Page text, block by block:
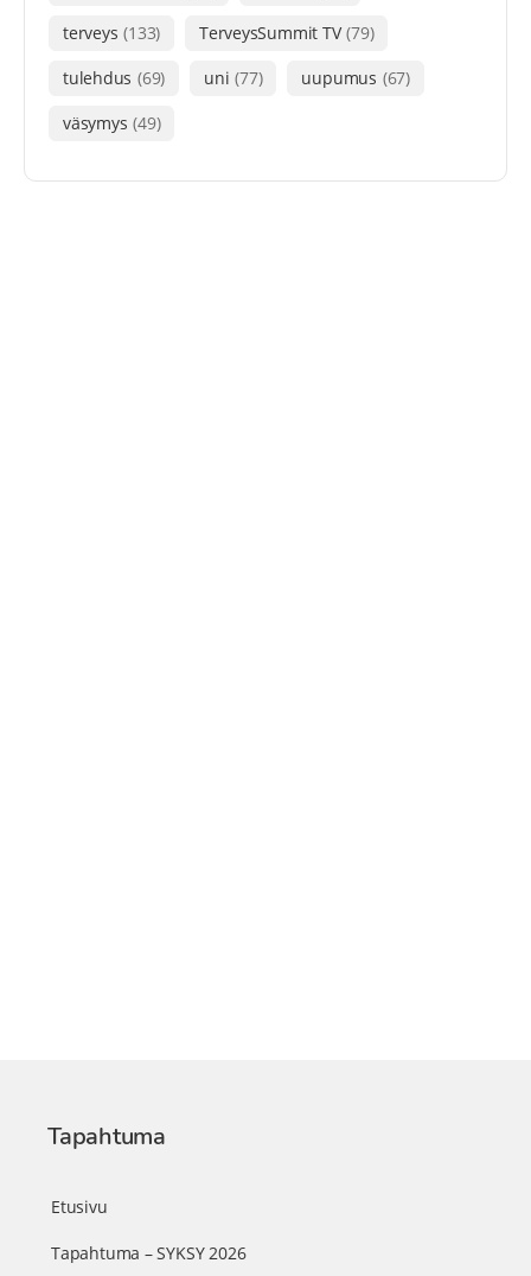
terveys (133) TerveysSummit TV (79)
tulehdus (69) uni (77) uupumus (67)
väsymys (49)
Tapahtuma
Etusivu
Tapahtuma – SYKSY 2026